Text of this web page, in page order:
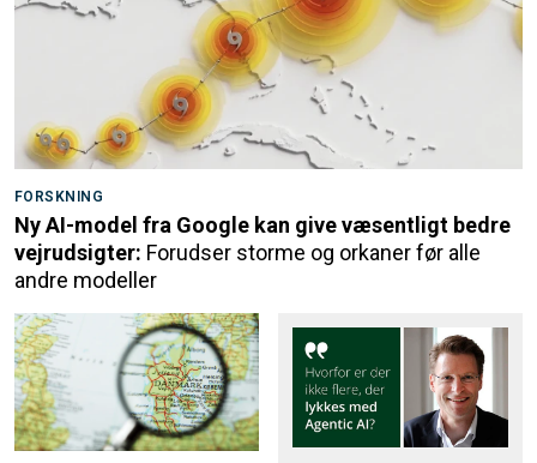
FORSKNING
Ny AI-model fra Google kan give væsentligt bedre
vejrudsigter: Forudser storme og orkaner før alle
andre modeller